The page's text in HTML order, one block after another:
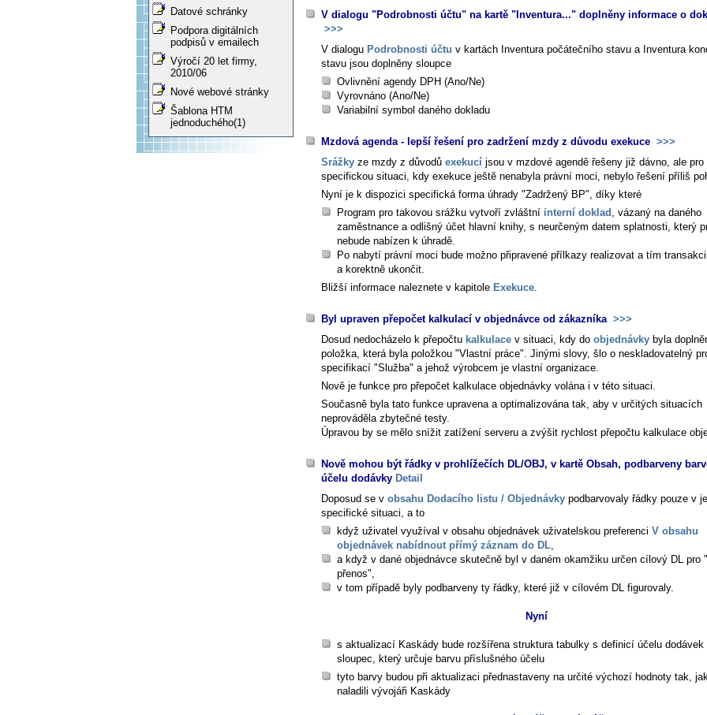
Datové schránky
Podpora digitálních
podpisů v emailech
Výročí 20 let firmy,
2010/06
Nové webové stránky
Šablona HTM
jednoduchého(1)
V dialogu "Podrobnosti účtu" na kartě "Inventura..." doplněny informace o
>>>
V dialogu Podrobnosti účtu v kartách Inventura počátečního stavu a Inventura
stavu jsou doplněny sloupce
Ovlivnění agendy DPH (Ano/Ne)
Vyrovnáno (Ano/Ne)
Variabilní symbol daného dokladu
Mzdová agenda - lepší řešení pro zadržení mzdy z důvodu exekuce >>>
Srážky ze mzdy z důvodů exekucí jsou v mzdové agendě řešeny již dávno, ale pro
specifickou situaci, kdy exekuce ještě nenabyla právní moci, nebylo řešení příliš
Nyní je k dispozici specifická forma úhrady "Zadržený BP", díky které
Program pro takovou srážku vytvoří zvláštní interní doklad
, vázaný na daného
zaměstnance a odlišný účet hlavní knihy, s neurčeným datem splatnosti, který
nebude nabízen k úhradě.
Po nabytí právní moci bude možno připravené přílkazy realizovat a tím
a korektně ukončit.
Bližší informace naleznete v kapitole Exekuce
Byl upraven přepočet kalkulací v objednávce od zákazníka >>>
Dosud nedocházelo k přepočtu kalkulace v situaci, kdy do objednávky byla
položka, která byla položkou "Vlastní práce". Jinými slovy, šlo o neskladovatelný
specifikací "Služba" a jehož výrobcem je vlastní organizace.
Nově je funkce pro přepočet kalkulace objednávky volána i v této situaci.
Současně byla tato funkce upravena a optimalizována tak, aby v určitých situacích
neprováděla zbytečné testy.
Úpravou by se mělo snížit zatížení serveru a zvýšit rychlost přepočtu kalkulace
Nově mohou být řádky v prohlížečích DL/OBJ, v kartě Obsah, podbarveny
účelu dodávky Detail
Doposud se v obsahu Dodacího listu / Objednávky podbarvovaly řádky pouze v
specifické situaci, a to
když uživatel využíval v obsahu objednávek uživatelskou preferenci V obsahu
objednávek nabídnout přímý záznam do DL,
a když v dané objednávce skutečně byl v daném okamžiku určen cílový DL pro
přenos",
v tom případě byly podbarveny ty řádky, které již v cílovém DL figurovaly.
Nyní
s aktualizací Kaskády bude rozšířena struktura tabulky s definicí účelu dodávek
sloupec, který určuje barvu příslušného účelu
tyto barvy budou při aktualizaci přednastaveny na určité výchozí hodnoty tak,
naladili vývojáři Kaskády